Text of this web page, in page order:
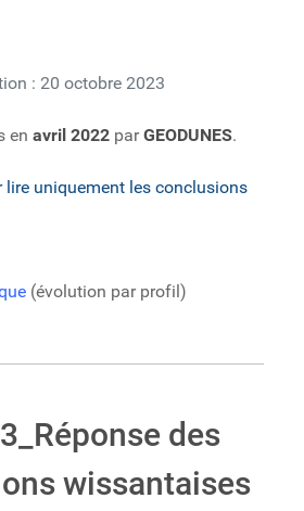
: 20 octobre 2023
en avril 2022 parGEODUNES.
lire uniquement les conclusions
(évolution par profil)
des
wissantaises